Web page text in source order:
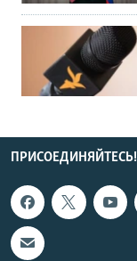
ПРИСОЕДИНЯЙТЕСЬ!